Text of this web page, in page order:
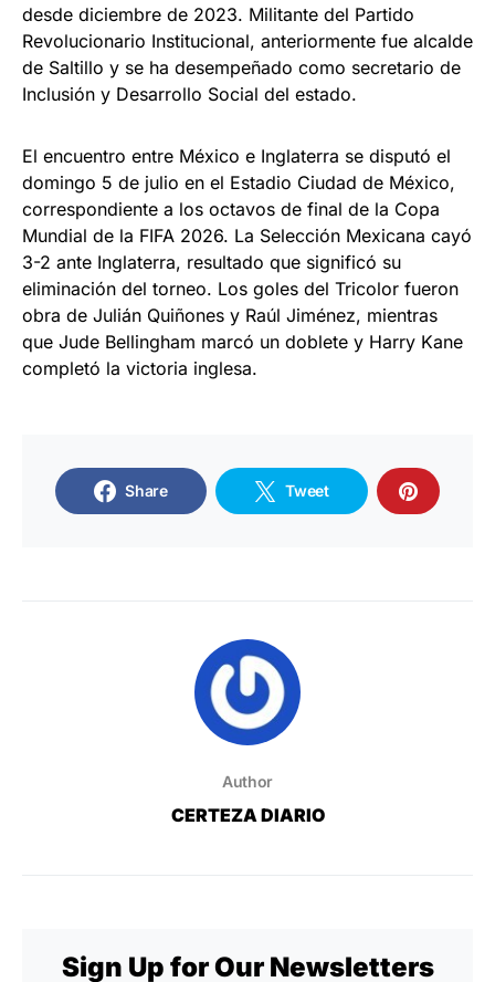
desde diciembre de 2023. Militante del Partido
Revolucionario Institucional, anteriormente fue alcalde
de Saltillo y se ha desempeñado como secretario de
Inclusión y Desarrollo Social del estado.
El encuentro entre México e Inglaterra se disputó el
domingo 5 de julio en el Estadio Ciudad de México,
correspondiente a los octavos de final de la Copa
Mundial de la FIFA 2026. La Selección Mexicana cayó
3-2 ante Inglaterra, resultado que significó su
eliminación del torneo. Los goles del Tricolor fueron
obra de Julián Quiñones y Raúl Jiménez, mientras
que Jude Bellingham marcó un doblete y Harry Kane
completó la victoria inglesa.
Share Tweet
Author
CERTEZA DIARIO
Sign Up for Our Newsletters